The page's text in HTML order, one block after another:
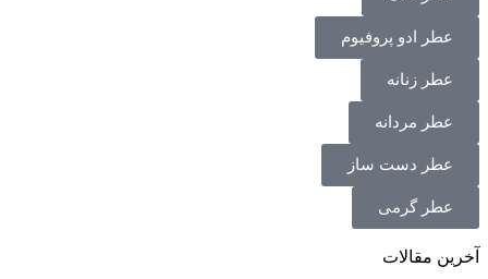
عطر ادو پروفیوم
عطر زنانه
عطر مردانه
عطر دست ساز
عطر گرمی
آخرین مقالات